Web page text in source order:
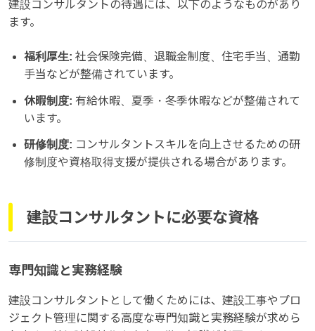
建設コンサルタントの待遇には、以下のようなものがあり
ます。
福利厚生: 社会保険完備、退職金制度、住宅手当、通勤
手当などが整備されています。
休暇制度: 有給休暇、夏季・冬季休暇などが整備されて
います。
研修制度: コンサルタントスキルを向上させるための研
修制度や資格取得支援が提供される場合があります。
建設コンサルタントに必要な資格
専門知識と実務経験
建設コンサルタントとして働くためには、建設工事やプロ
ジェクト管理に関する高度な専門知識と実務経験が求めら